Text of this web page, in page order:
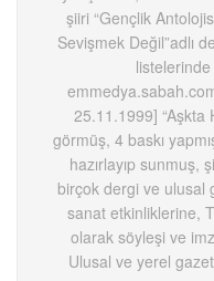
şiiri “Gençlik
Sevişmek Değil”adlı
listelerinde
25.11.1999] “Aşkta
görmüş, 4 baskı
hazırlayıp sunmuş,
birçok dergi ve ulusal
sanat etkinliklerine,
olarak söyleşi ve
Ulusal ve yerel